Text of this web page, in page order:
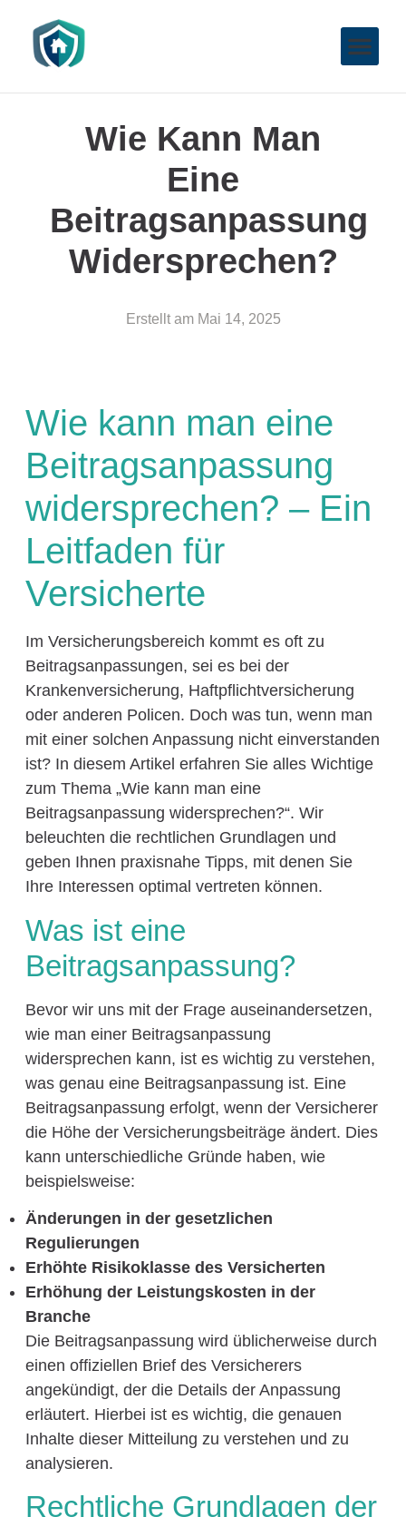
Wie Kann Man
Eine
Beitragsanpassung
Widersprechen?
Erstellt am Mai 14, 2025
Wie kann man eine
Beitragsanpassung
widersprechen? – Ein
Leitfaden für
Versicherte
Im Versicherungsbereich kommt es oft zu
Beitragsanpassungen, sei es bei der
Krankenversicherung, Haftpflichtversicherung
oder anderen Policen. Doch was tun, wenn man
mit einer solchen Anpassung nicht einverstanden
ist? In diesem Artikel erfahren Sie alles Wichtige
zum Thema „Wie kann man eine
Beitragsanpassung widersprechen?“. Wir
beleuchten die rechtlichen Grundlagen und
geben Ihnen praxisnahe Tipps, mit denen Sie
Ihre Interessen optimal vertreten können.
Was ist eine
Beitragsanpassung?
Bevor wir uns mit der Frage auseinandersetzen,
wie man einer Beitragsanpassung
widersprechen kann, ist es wichtig zu verstehen,
was genau eine Beitragsanpassung ist. Eine
Beitragsanpassung erfolgt, wenn der Versicherer
die Höhe der Versicherungsbeiträge ändert. Dies
kann unterschiedliche Gründe haben, wie
beispielsweise:
Änderungen in der gesetzlichen
Regulierungen
Erhöhte Risikoklasse des Versicherten
Erhöhung der Leistungskosten in der
Branche
Die Beitragsanpassung wird üblicherweise durch
einen offiziellen Brief des Versicherers
angekündigt, der die Details der Anpassung
erläutert. Hierbei ist es wichtig, die genauen
Inhalte dieser Mitteilung zu verstehen und zu
analysieren.
Rechtliche Grundlagen der